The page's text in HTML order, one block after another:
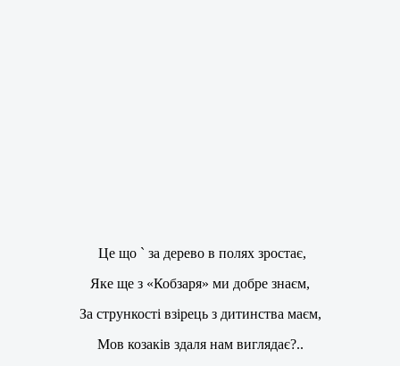
Це що ` за дерево в полях зростає,
Яке ще з «Кобзаря» ми добре знаєм,
За стрункості взірець з дитинства маєм,
Мов козаків здаля нам виглядає?..